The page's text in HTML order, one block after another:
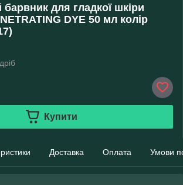
для гладкої шкіри
DYE 50 мл колір
Купити
Доставка Оплата Умови